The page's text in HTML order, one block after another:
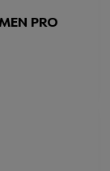
PRO